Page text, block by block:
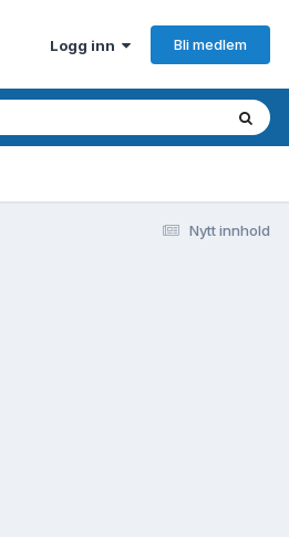
Logg inn Bli medlem
Nytt innhold